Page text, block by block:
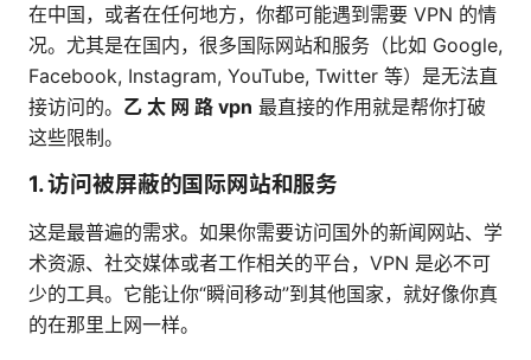
在中国，或者在任何地方，你都可能遇到需要 VPN 的情
况。尤其是在国内，很多国际网站和服务（比如 Google,
Facebook, Instagram, YouTube, Twitter 等）是无法直
接访问的。 乙 太 网 路 vpn 最直接的作用就是帮你打破
这些限制。
1. 访问被屏蔽的国际网站和服务
这是最普遍的需求。如果你需要访问国外的新闻网站、学
术资源、社交媒体或者工作相关的平台，VPN 是必不可
少的工具。它能让你“瞬间移动”到其他国家，就好像你真
的在那里上网一样。